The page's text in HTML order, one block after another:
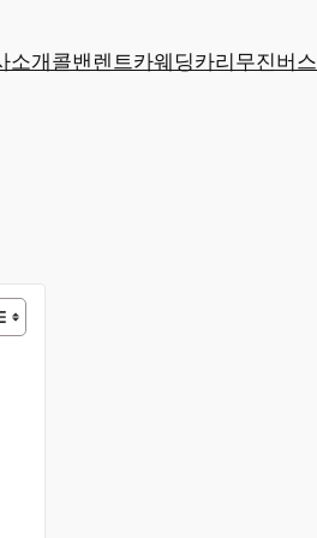
소개콜밴 렌트카웨딩카리무진버스